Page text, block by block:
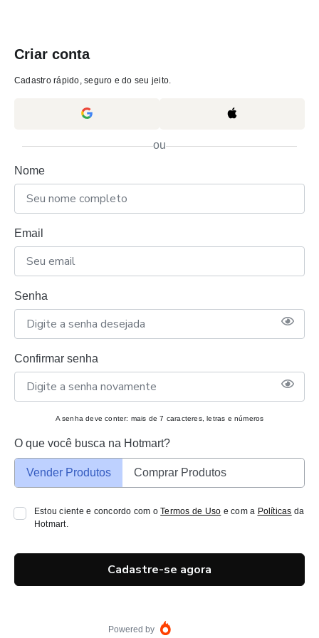
Criar conta
Cadastro rápido, seguro e do seu jeito.
ou
Nome
Email
Senha
Confirmar senha
A senha deve conter: mais de 7 caracteres, letras e números
O que você busca na Hotmart?
Vender Produtos Comprar Produtos
Estou ciente e concordo com oTermos de Uso e com a Políticas da
Hotmart.
Cadastre-se agora
Powered by